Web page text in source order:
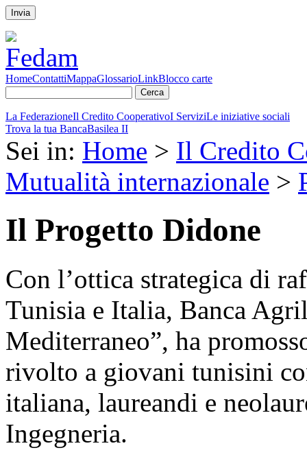
Invia
HomeContattiMappaGlossarioLinkBlocco carte
La FederazioneIl Credito CooperativoI ServiziLe iniziative sociali
Trova la tua BancaBasilea II
Sei in: Home > Il Credito
Mutualità internazionale >
Il Progetto Didone
Con l’ottica strategica di
Tunisia e Italia, Banca
Mediterraneo”, ha
rivolto a giovani tunisini
italiana, laureandi e
Ingegneria.